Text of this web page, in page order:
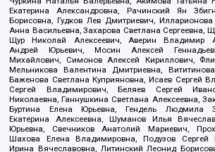
Екатерина Александровна, Рачинский Ян
Борисовна, Гудков Лев Дмитриевич,
Анна Васильевна, Захарова Светлана Сергеевна,
Щур Николай Алексеевич, Аверин Владимир
Андрей Юрьевич, Мосин Алексей
Михайлович, Симонов Алексей Кириллович,
Мельникова Валентина Дмитриевна,
Баженова Светлана Куприяновна, Исаев Сергей
Сергей Владимирович, Беляев Сергей
Николаевна, Ганнушкина Светлана Алексеевна,
Буртина Елена Юрьевна, Гендель Людмила
Екатерина Алексеевна, Шуманов Илья
Юрьевна, Свечников Анатолий Мариевич,
Шахова Елена Владимировна, Подузов Сергей
Ирина Вячеславовна, Литинский Леонид